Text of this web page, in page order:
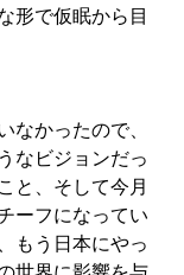
形で仮眠から目
なかったので、
なビジョンだっ
と、そして今月
ーフになってい
もう日本にやっ